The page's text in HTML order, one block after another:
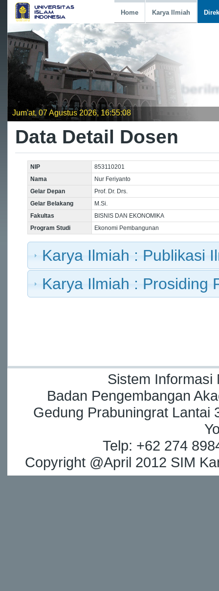
Home Karya Ilmiah
Jum'at, 07 Agustus 2026, 16:55:08
Data Detail Dosen
NIP
853110201
Nama
Nur Feriyanto
Gelar Depan
Prof. Dr. Drs.
Gelar Belakang
M.Si.
Fakultas
BISNIS DAN EKONOMIKA
Program Studi
Ekonomi Pembangunan
Karya Ilmiah : Publikasi
Karya Ilmiah : Prosiding
Sistem Informasi
Badan Pengembangan
Gedung Prabuningrat Lantai
Telp: +62 274
Copyright @April 2012 SIM